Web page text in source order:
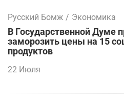
Русский Бомж / Экономика
В Государственной Думе
заморозить цены на 15
продуктов
22 Июля